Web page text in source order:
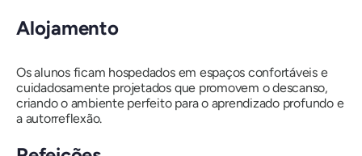
Alojamento
Os alunos ficam hospedados em espaços confortáveis ​​e
cuidadosamente projetados que promovem o descanso,
criando o ambiente perfeito para o aprendizado profundo e
a autorreflexão.